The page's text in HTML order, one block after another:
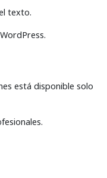
texto.
está disponible solo